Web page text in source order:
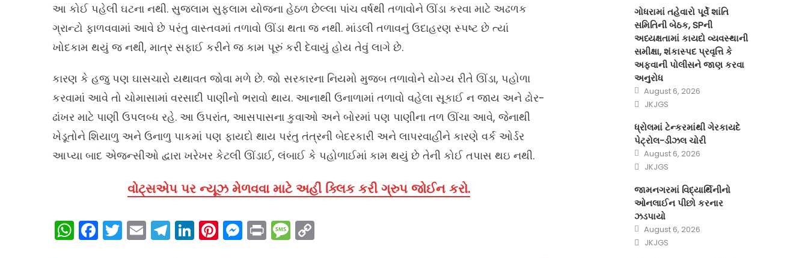
આ કોઈ પહેલી ઘટના નથી. સુજલામ સુફલામ યોજના હેઠળ છેલ્લા પાંચ વર્ષથી તળાવોને ઊંડા કરવા માટે અઢળક
ગ્રાન્ટો ફાળવવામાં આવે છે પરંતુ વાસ્તવમાં તળાવો ઊંડા થતા જ નથી. માંડલી તળાવનું ઉદાહરણ સ્પષ્ટ છે ત્યાં
ખોદકામ થયું જ નથી, માત્ર સફાઈ કરીને જ કામ પૂરું કરી દેવાયું હોય તેવું લાગે છે.
કારણ કે હજુ પણ ઘાસચારો યથાવત જોવા મળે છે. જો સરકારના નિયમો મુજબ તળાવોને યોગ્ય રીતે ઊંડા, પહોળા
કરવામાં આવે તો ચોમાસામાં વરસાદી પાણીનો ભરાવો થાય. આનાથી ઉનાળામાં તળાવો વહેલા સૂકાઈ ન જાય અને ઢોર-
ઢાંખર માટે પાણી ઉપલબ્ધ રહે. આ ઉપરાંત, આસપાસના કુવાઓ અને બોરમાં પણ પાણીના તળ ઊંચા આવે, જેનાથી
ખેડૂતોને શિયાળુ અને ઉનાળુ પાકમાં પણ ફાયદો થાય પરંતુ તંત્રની બેદરકારી અને લાપરવાહીને કારણે વર્ક ઓર્ડર
આપ્યા બાદ એજન્સીઓ દ્વારા ખરેખર કેટલી ઊંડાઈ, લંબાઈ કે પહોળાઈમાં કામ થયું છે તેની કોઈ તપાસ થઇ નથી.
વોટ્સએપ પર ન્યૂઝ મેળવવા માટે અહીં ક્લિક કરી ગ્રુપ જોઈન કરો.
WhatsApp
Facebook
Twitter
EmailTelegram
LinkedIn
Pinterest
Messenger
PrintMessage
ગોધરામાં તહેવારો પૂર્વે શાંતિ
સમિતિની બેઠક, SPની
અધ્યક્ષતામાં કાયદો વ્યવસ્થાની
સમીક્ષા, શંકાસ્પદ પ્રવૃત્તિ કે
અફવાની પોલીસને જાણ કરવા
અનુરોધ
Posted
on
August 6, 2026
Author
JKJGS
ધ્રોલમાં ટેન્કરમાંથી ગેરકાયદે
પેટ્રોલ-ડીઝલ ચોરી
Posted
on
August 6, 2026
Author
JKJGS
જામનગરમાં વિદ્યાર્થિનીનો
ઓનલાઈન પીછો કરનાર
ઝડપાયો
Posted
on
August 6, 2026
Author
JKJGS